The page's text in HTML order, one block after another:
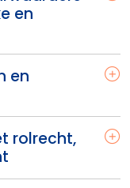
en
en
rolrecht,